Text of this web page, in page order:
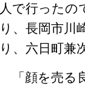
人で行ったの
り、長岡市川
り、六日町兼
「顔を売る